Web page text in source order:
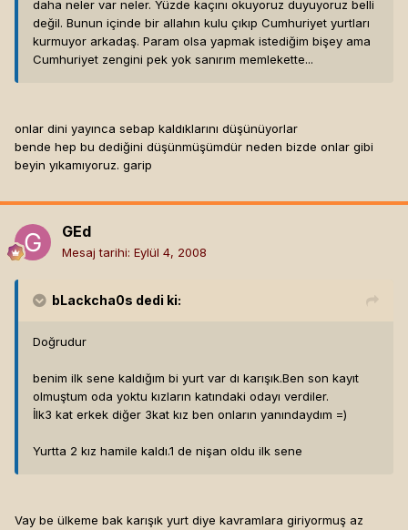
daha neler var neler. Yüzde kaçını okuyoruz duyuyoruz belli
değil. Bunun içinde bir allahın kulu çıkıp Cumhuriyet yurtları
kurmuyor arkadaş. Param olsa yapmak istediğim bişey ama
Cumhuriyet zengini pek yok sanırım memlekette...
onlar dini yayınca sebap kaldıklarını düşünüyorlar
bende hep bu dediğini düşünmüşümdür neden bizde onlar gibi
beyin yıkamıyoruz. garip
GEd
Mesaj tarihi: Eylül 4, 2008
bLackcha0s dedi ki:
Doğrudur
benim ilk sene kaldığım bi yurt var dı karışık.Ben son kayıt
olmuştum oda yoktu kızların katındaki odayı verdiler.
İlk3 kat erkek diğer 3kat kız ben onların yanındaydım =)
Yurtta 2 kız hamile kaldı.1 de nişan oldu ilk sene
Vay be ülkeme bak karışık yurt diye kavramlara giriyormuş az